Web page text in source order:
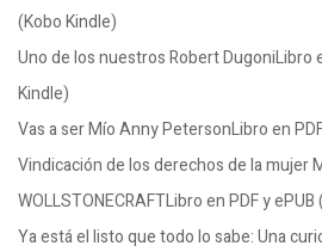
(Kobo Kindle)
Uno de los nuestros Robert DugoniLibro
Kindle)
Vas a ser Mío Anny PetersonLibro en
Vindicación de los derechos de la mujer
WOLLSTONECRAFTLibro en PDF y
Ya está el listo que todo lo sabe: Una